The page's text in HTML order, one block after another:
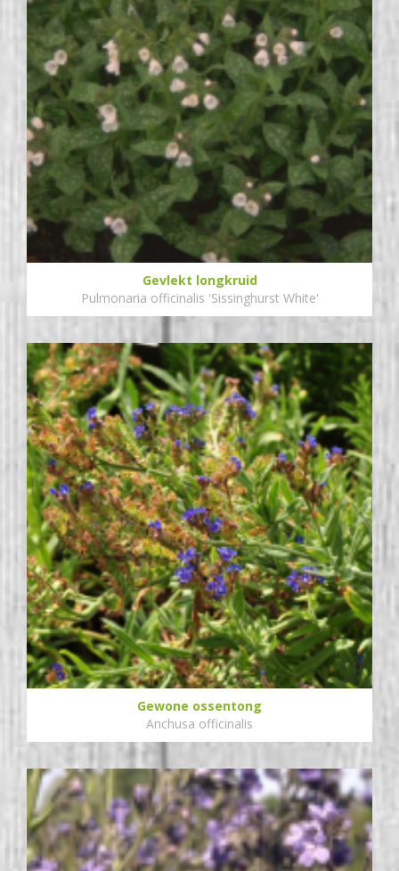
Gevlekt longkruid
Pulmonaria officinalis 'Sissinghurst White'
Gewone ossentong
Anchusa officinalis